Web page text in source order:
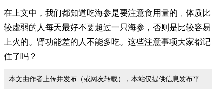
在上文中，我们都知道吃海参是要注意食用量的，体质比
较虚弱的人每天最好不要超过一只海参，否则是比较容易
上火的。肾功能差的人不能多吃。这些注意事项大家都记
住了吗？
本文由作者上传并发布（或网友转载），本站仅提供信息发布平